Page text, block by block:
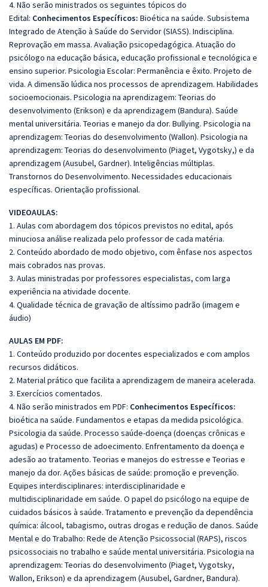
4. Não serão ministrados os seguintes tópicos do
Edital: Conhecimentos Específicos: Bioética na saúde. Subsistema
Integrado de Atenção à Saúde do Servidor (SIASS). Indisciplina.
Reprovação em massa. Avaliação psicopedagógica. Atuação do
psicólogo na educação básica, educação profissional e tecnológica e
ensino superior. Psicologia Escolar: Permanência e êxito. Projeto de
vida. A dimensão lúdica nos processos de aprendizagem. Habilidades
socioemocionais. Psicologia na aprendizagem: Teorias do
desenvolvimento (Erikson) e da aprendizagem (Bandura). Saúde
mental universitária. Teorias e manejo da dor. Bullying. Psicologia na
aprendizagem: Teorias do desenvolvimento (Wallon). Psicologia na
aprendizagem: Teorias do desenvolvimento (Piaget, Vygotsky,) e da
aprendizagem (Ausubel, Gardner). Inteligências múltiplas.
Transtornos do Desenvolvimento. Necessidades educacionais
específicas. Orientação profissional.
VIDEOAULAS:
1. Aulas com abordagem dos tópicos previstos no edital, após
minuciosa análise realizada pelo professor de cada matéria.
2. Conteúdo abordado de modo objetivo, com ênfase nos aspectos
mais cobrados nas provas.
3. Aulas ministradas por professores especialistas, com larga
experiência na atividade docente.
4. Qualidade técnica de gravação de altíssimo padrão (imagem e
áudio)
AULAS EM PDF:
1. Conteúdo produzido por docentes especializados e com amplos
recursos didáticos.
2. Material prático que facilita a aprendizagem de maneira acelerada.
3. Exercícios comentados.
4. Não serão ministrados em PDF: Conhecimentos Específicos:
bioética na saúde. Fundamentos e etapas da medida psicológica.
Psicologia da saúde. Processo saúde-doença (doenças crônicas e
agudas) e Processo de adoecimento. Enfrentamento da doença e
adesão ao tratamento. Teorias e manejos do estresse e Teorias e
manejo da dor. Ações básicas de saúde: promoção e prevenção.
Equipes interdisciplinares: interdisciplinaridade e
multidisciplinaridade em saúde. O papel do psicólogo na equipe de
cuidados básicos à saúde. Tratamento e prevenção da dependência
química: álcool, tabagismo, outras drogas e redução de danos. Saúde
Mental e do Trabalho: Rede de Atenção Psicossocial (RAPS), riscos
psicossociais no trabalho e saúde mental universitária. Psicologia na
aprendizagem: Teorias do desenvolvimento (Piaget, Vygotsky,
Wallon, Erikson) e da aprendizagem (Ausubel, Gardner, Bandura).